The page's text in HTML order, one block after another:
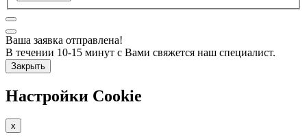
Ваша заявка отправлена!
В течении 10-15 минут с Вами свяжется наш специалист.
Закрыть
Настройки Cookie
x